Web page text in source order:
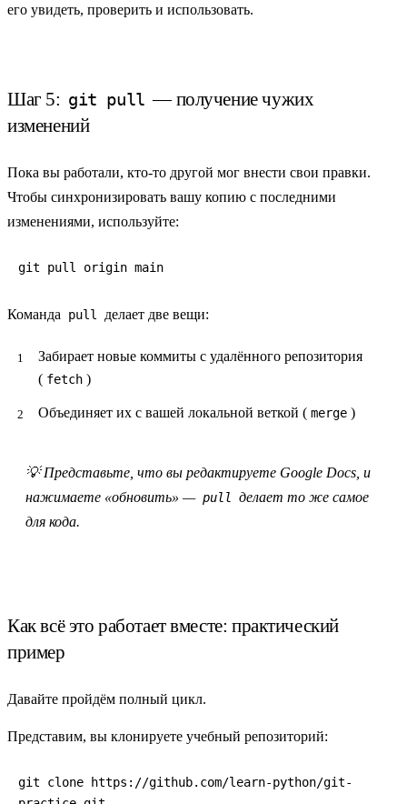
его увидеть, проверить и использовать.
Шаг 5: git pull — получение чужих
изменений
Пока вы работали, кто-то другой мог внести свои правки.
Чтобы синхронизировать вашу копию с последними
изменениями, используйте:
git pull origin main
Команда pull делает две вещи:
Забирает новые коммиты с удалённого репозитория
( fetch )
Объединяет их с вашей локальной веткой ( merge )
💡 Представьте, что вы редактируете Google Docs, и
нажимаете «обновить» — pull
делает то же самое
для кода.
Как всё это работает вместе: практический
пример
Давайте пройдём полный цикл.
Представим, вы клонируете учебный репозиторий:
git clone https://github.com/learn-python/git-